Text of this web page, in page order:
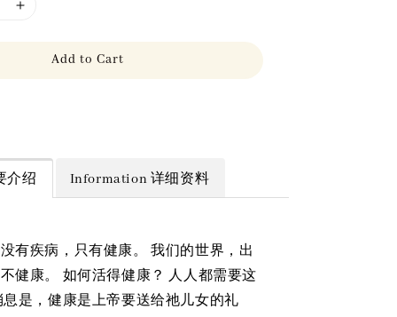
Add to Cart
介绍 Information 详细资料
有疾病，只有健康。 我们的世界，出
健康。 如何活得健康？ 人人都需要这
是，健康是上帝要送给祂儿女的礼